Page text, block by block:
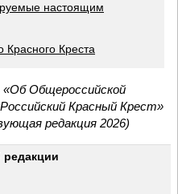
настоящим
Красного Креста
Общероссийской
Красный Крест»
редакция 2026)